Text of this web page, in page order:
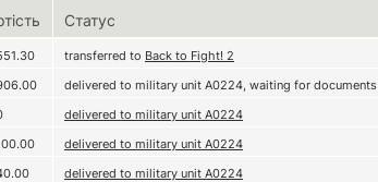
Статус
transferred to Back to Fight! 2
delivered to military unit А0224, waiting for documents
delivered to military unit А0224
delivered to military unit А0224
delivered to military unit А0224